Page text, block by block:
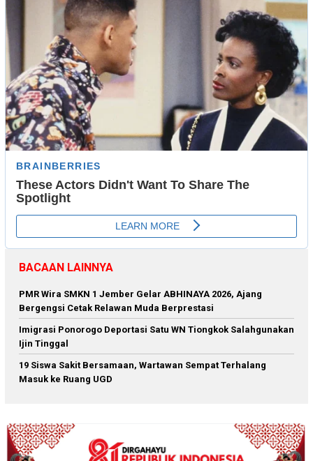
BACAAN LAINNYA
PMR Wira SMKN 1 Jember Gelar ABHINAYA 2026, Ajang
Bergengsi Cetak Relawan Muda Berprestasi
Imigrasi Ponorogo Deportasi Satu WN Tiongkok Salahgunakan
Ijin Tinggal
19 Siswa Sakit Bersamaan, Wartawan Sempat Terhalang
Masuk ke Ruang UGD